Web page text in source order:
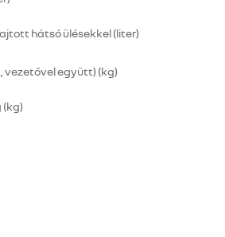
hátsó ülésekkel (liter)
vezetővel együtt) (kg)